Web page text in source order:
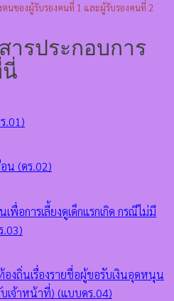
นของผู้รับรองคนที่ 1 และผู้รับรองคนที่ 2
ารประกอบการ
นี่
.01)
น (ดร.02)
อการเลี้ยงดูเด็กแรกเกิด กรณีไม่มี
.03)
งถิ่นเรื่องรายชื่อผู้ขอรับเงินอุดหนุน
บเจ้าหน้าที่) (แบบดร.04)